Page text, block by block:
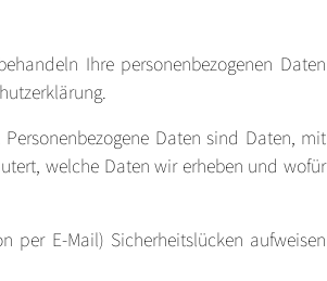
Ihre personenbezogenen Daten
Daten sind Daten, mit
welche Daten wir erheben und wofür
E-Mail) Sicherheitslücken aufweisen